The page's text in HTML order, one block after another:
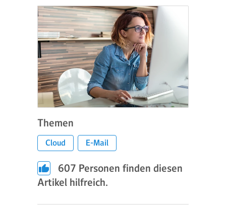
Themen
Cloud E-Mail
607 Personen finden diesen
Artikel hilfreich.